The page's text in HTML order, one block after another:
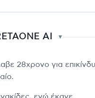
AI ▼
28χρονο για